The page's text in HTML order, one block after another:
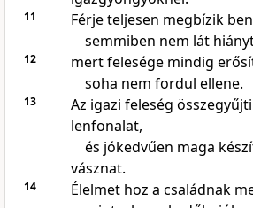
11
Férje teljesen megbízik
semmiben nem lát
12
mert felesége mindig
soha nem fordul ellene.
13
Az igazi feleség
lenfonalat,
és jókedvűen maga
vásznat.
14
Élelmet hoz a családnak